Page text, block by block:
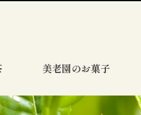
美老園のお菓子